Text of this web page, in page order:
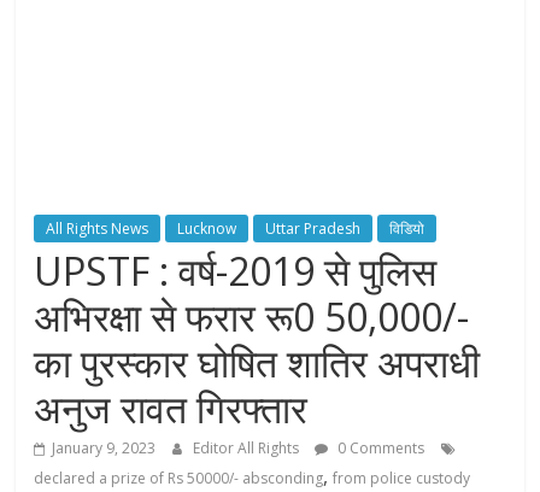
All Rights News Lucknow Uttar Pradesh विडियो
UPSTF : वर्ष-2019 से पुलिस
अभिरक्षा से फरार रू0 50,000/-
का पुरस्कार घोषित शातिर अपराधी
अनुज रावत गिरफ्तार
January 9, 2023 Editor All Rights
0 Comments
declared a prize of Rs 50000/- absconding,from police custody